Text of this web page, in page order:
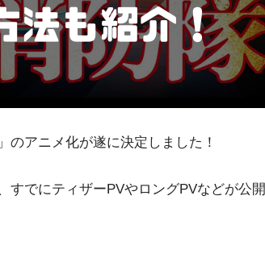
アニメ化が遂に決定しました！
すでにティザーPVやロングPVなどが公開